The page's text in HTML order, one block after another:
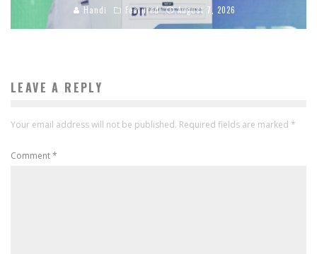
Handi Featured August 7, 2026
LEAVE A REPLY
Your email address will not be published. Required fields are marked *
Comment*